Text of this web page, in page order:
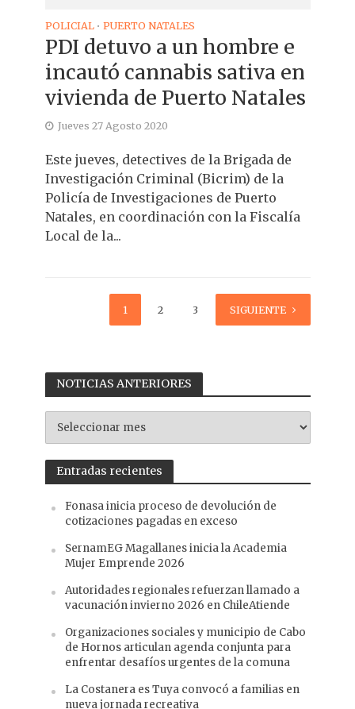
POLICIAL • PUERTO NATALES
PDI detuvo a un hombre e
incautó cannabis sativa en
vivienda de Puerto Natales
Jueves 27 Agosto 2020
Este jueves, detectives de la Brigada de
Investigación Criminal (Bicrim) de la
Policía de Investigaciones de Puerto
Natales, en coordinación con la Fiscalía
Local de la...
1 2 3 4SIGUIENTE
NOTICIAS ANTERIORES
ANTERIORES
Entradas recientes
Fonasa inicia proceso de devolución de
cotizaciones pagadas en exceso
SernamEG Magallanes inicia la Academia
Mujer Emprende 2026
Autoridades regionales refuerzan llamado a
vacunación invierno 2026 en ChileAtiende
Organizaciones sociales y municipio de Cabo
de Hornos articulan agenda conjunta para
enfrentar desafíos urgentes de la comuna
La Costanera es Tuya convocó a familias en
nueva jornada recreativa